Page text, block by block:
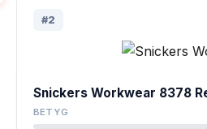
#2
Snickers Workwear 8378
BETYG